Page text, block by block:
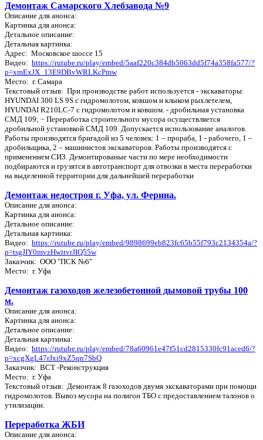
Демонтаж Самарского Хлебзавода №9
Описание для анонса:
Картинка для анонса:
Детальное описание:
Детальная картинка:
Адрес: Московское шоссе 15
Видео: https://rutube.ru/play/embed/5aaf220c384db5063dd5f74a358fa577/?
p=xmExJX_13E9DBvWRLKcPmw
Место: г. Самара
Текстовый отзыв: При производстве работ используется - экскаваторы:
HYUNDAI 300 LS 9S с гидромолотом, ковшом и клыком рыхлетелем,
HYUNDAI R210LC-7 с гидромолотом и ковшом. - дробильная установка
СМД 109; − Переработка строительного мусора осуществляется
дробильной установкой СМД 109. Допускается использование аналогов.
Работы производятся бригадой из 5 человек: 1 – прораба, 1 - рабочего, 1 –
дробильщика, 2 – машинистов экскаваторов. Работы производятся с
применением СИЗ. Демонтированые части по мере необходимости
подбираются и грузятся в автотранспорт для отвозки в места переработки
на выделенной территории для дальнейшей переработки
Демонтаж недостроя г. Уфа, ул. Ферина.
Описание для анонса:
Картинка для анонса:
Детальное описание:
Детальная картинка:
Видео: https://rutube.ru/play/embed/9898699eb823fc65b55f793c2134354a/?
p=tsgJIY0mvzHwitvrJIQ55w
Заказчик: ООО "ПСК №6"
Место: г. Уфа
Демонтаж газоходов железобетонной дымовой трубы 100
м.
Описание для анонса:
Картинка для анонса:
Детальное описание:
Детальная картинка:
Видео: https://rutube.ru/play/embed/78a60961e47f51cd2815330fc91aced6/?
p=xcgXgL47rJxi9xZ5qn7SbQ
Заказчик: ВСТ -Реконструкция
Место: г. Уфа
Текстовый отзыв: Демонтаж 8 газоходов двумя экскаваторами при помощи
гидромолотов. Вывоз мусора на полигон ТБО с предоставлением талонов о
утилизации.
Переработка ЖБИ
Описание для анонса: